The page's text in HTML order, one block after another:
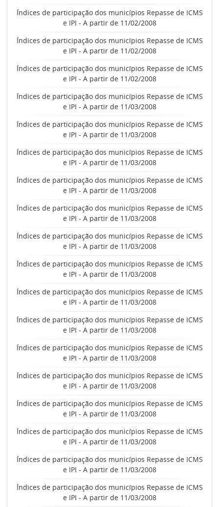
Índices de participação dos municípios Repasse de ICMS
e IPI - A partir de 11/02/2008
Índices de participação dos municípios Repasse de ICMS
e IPI - A partir de 11/02/2008
Índices de participação dos municípios Repasse de ICMS
e IPI - A partir de 11/02/2008
Índices de participação dos municípios Repasse de ICMS
e IPI - A partir de 11/03/2008
Índices de participação dos municípios Repasse de ICMS
e IPI - A partir de 11/03/2008
Índices de participação dos municípios Repasse de ICMS
e IPI - A partir de 11/03/2008
Índices de participação dos municípios Repasse de ICMS
e IPI - A partir de 11/03/2008
Índices de participação dos municípios Repasse de ICMS
e IPI - A partir de 11/03/2008
Índices de participação dos municípios Repasse de ICMS
e IPI - A partir de 11/03/2008
Índices de participação dos municípios Repasse de ICMS
e IPI - A partir de 11/03/2008
Índices de participação dos municípios Repasse de ICMS
e IPI - A partir de 11/03/2008
Índices de participação dos municípios Repasse de ICMS
e IPI - A partir de 11/03/2008
Índices de participação dos municípios Repasse de ICMS
e IPI - A partir de 11/03/2008
Índices de participação dos municípios Repasse de ICMS
e IPI - A partir de 11/03/2008
Índices de participação dos municípios Repasse de ICMS
e IPI - A partir de 11/03/2008
Índices de participação dos municípios Repasse de ICMS
e IPI - A partir de 11/03/2008
Índices de participação dos municípios Repasse de ICMS
e IPI - A partir de 11/03/2008
Índices de participação dos municípios Repasse de ICMS
e IPI - A partir de 11/03/2008